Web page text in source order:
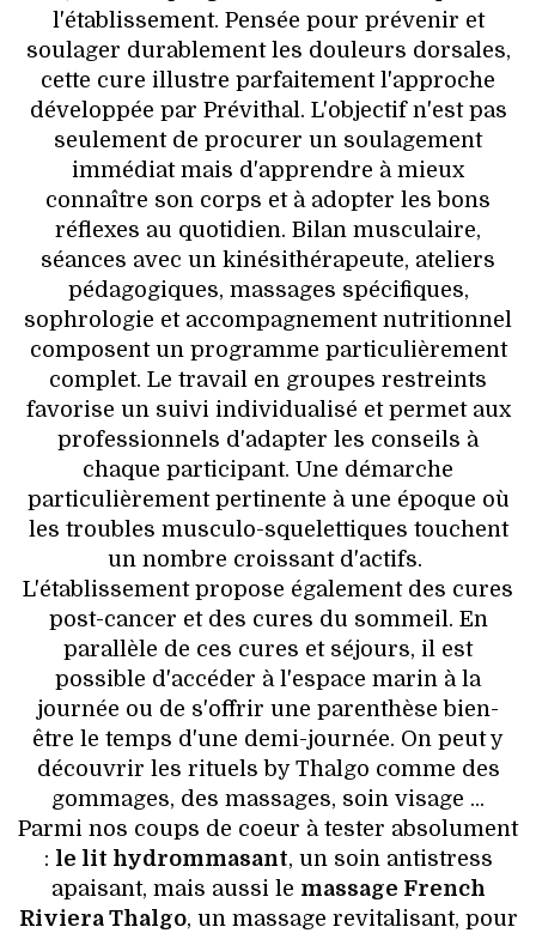
l'établissement. Pensée pour prévenir et
soulager durablement les douleurs dorsales,
cette cure illustre parfaitement l'approche
développée par Prévithal. L'objectif n'est pas
seulement de procurer un soulagement
immédiat mais d'apprendre à mieux
connaître son corps et à adopter les bons
réflexes au quotidien. Bilan musculaire,
séances avec un kinésithérapeute, ateliers
pédagogiques, massages spécifiques,
sophrologie et accompagnement nutritionnel
composent un programme particulièrement
complet. Le travail en groupes restreints
favorise un suivi individualisé et permet aux
professionnels d'adapter les conseils à
chaque participant. Une démarche
particulièrement pertinente à une époque où
les troubles musculo-squelettiques touchent
un nombre croissant d'actifs.
L'établissement propose également des cures
post-cancer et des cures du sommeil. En
parallèle de ces cures et séjours, il est
possible d'accéder à l'espace marin à la
journée ou de s'offrir une parenthèse bien-
être le temps d'une demi-journée. On peut y
découvrir les rituels by Thalgo comme des
gommages, des massages, soin visage ...
Parmi nos coups de coeur à tester absolument
: le lit hydrommasant, un soin antistress
apaisant, mais aussi le massage French
Riviera Thalgo, un massage revitalisant, pour